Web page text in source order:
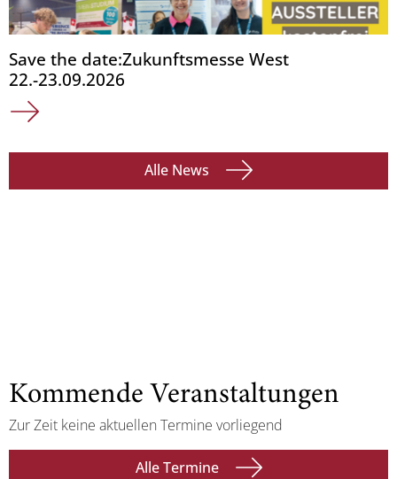
Save the date:Zukunftsmesse West
22.-23.09.2026
Alle News
Kommende Veranstaltungen
Zur Zeit keine aktuellen Termine vorliegend
Alle Termine